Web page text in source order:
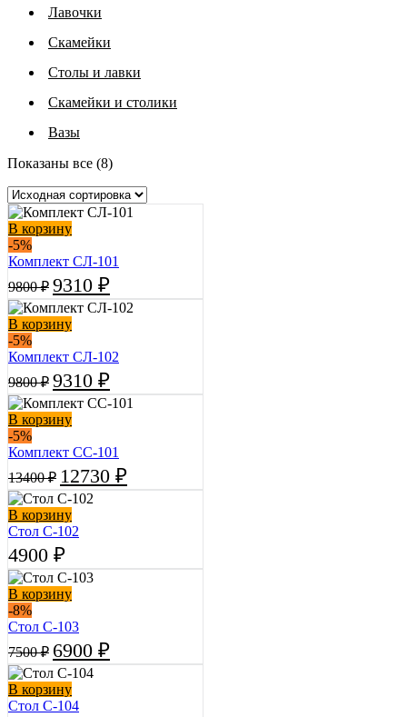
Лавочки
Скамейки
Столы и лавки
Скамейки и столики
Вазы
Показаны все (8)
В корзину
-5%
Комплект СЛ-101
9800₽
Первоначальная
цена
составляла
9800 ₽.
9310 ₽цена:
9310 ₽.
В корзину
-5%
Комплект СЛ-102
9800₽
Первоначальная
цена
составляла
9800 ₽.
9310 ₽цена:
9310 ₽.
В корзину
-5%
Комплект СС-101
13400₽
Первоначальная
цена
составляла
13400 ₽.
12730 ₽цена:
В корзину
Стол С-102
4900 ₽
В корзину
-8%
Стол С-103
7500₽
Первоначальная
цена
составляла
7500 ₽.
6900 ₽цена:
В корзину
Стол С-104